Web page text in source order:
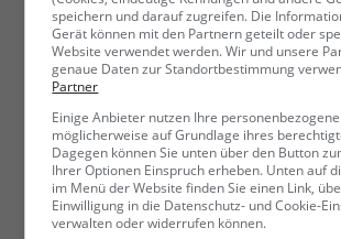
speichern und darauf zugreifen. Die
Gerät können mit den Partnern geteilt oder
Website verwendet werden. Wir und unsere
genaue Daten zur Standortbestimmung
Partner
Einige Anbieter nutzen Ihre
möglicherweise auf Grundlage ihres
Dagegen können Sie unten über den Button
Ihrer Optionen Einspruch erheben. Unten auf
im Menü der Website finden Sie einen Link,
Einwilligung in die Datenschutz- und Cookie-
verwalten oder widerrufen können.